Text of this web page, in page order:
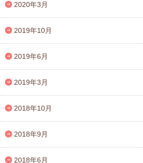
2020年3月
2019年10月
2019年6月
2019年3月
2018年10月
2018年9月
2018年6月